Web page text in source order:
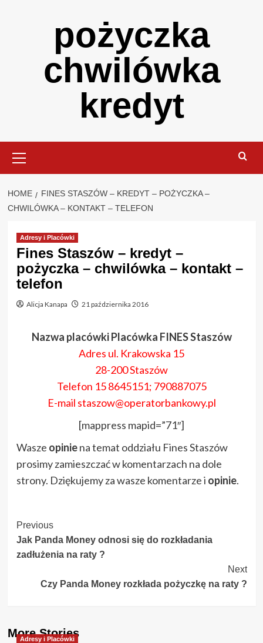
pożyczka
chwilówka
kredyt
Menu
HOME
FINES STASZÓW – KREDYT – POŻYCZKA –
CHWILÓWKA – KONTAKT – TELEFON
Adresy i Placówki
Fines Staszów – kredyt –
pożyczka – chwilówka – kontakt –
telefon
Alicja Kanapa 21 października 2016
Nazwa placówki Placówka FINES Staszów
Adres ul. Krakowska 15
28-200 Staszów
Telefon 15 8645151; 790887075
E-mail staszow@operatorbankowy.pl
[mappress mapid=”71″]
Wasze opiniena temat oddziału Fines Staszów
prosimy zamieszczać w komentarzach na dole
strony. Dziękujemy za wasze komentarze i opinie.
Post
Navigation
Previous
Jak Panda Money odnosi się do rozkładania
zadłużenia na raty ?
Next
Czy Panda Money rozkłada pożyczkę na raty ?
More Stories
Adresy i Placówki